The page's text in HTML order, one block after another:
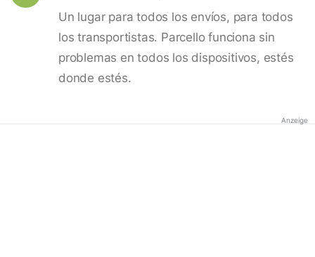
Un lugar para todos los envíos, para todos
los transportistas. Parcello funciona sin
problemas en todos los dispositivos, estés
donde estés.
Anzeige